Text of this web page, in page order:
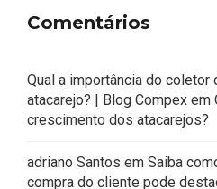
Comentários
Qual a importância do coletor
atacarejo? | Blog Compex em
crescimento dos atacarejos?
adriano Santos em Saiba
compra do cliente pode